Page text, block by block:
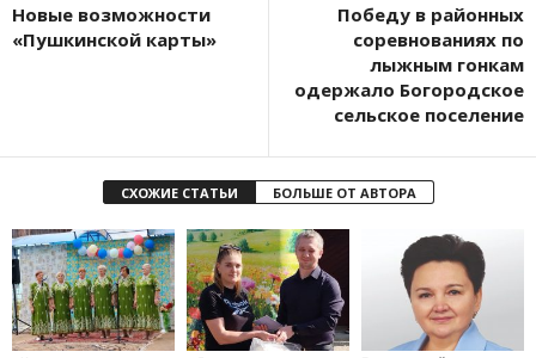
Новые возможности
«Пушкинской карты»
Победу в районных
соревнованиях по
лыжным гонкам
одержало Богородское
сельское поселение
СХОЖИЕ СТАТЬИ БОЛЬШЕ ОТ АВТОРА